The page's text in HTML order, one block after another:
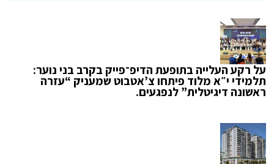
על רקע העלייה בתופעת הדיפ־פייק בקרב בני נוער:
תלמידי י״א מלוד פיתחו צ’אטבוט שמעניק “עזרה
ראשונה דיגיטלית” לנפגעים.